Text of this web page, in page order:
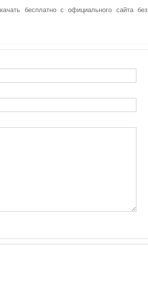
бесплатно с официального сайта без